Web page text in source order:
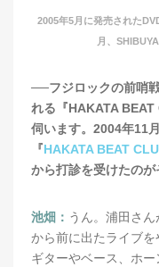
2005年5月に発売された
月、
──フジロックの前哨
れる『HAKATA
伺います。2004年11
『HAKATA BEAT
から打診を受けたのが
池畑： うん。浦田さ
から前に出たライブ
ギターやベース、ホ